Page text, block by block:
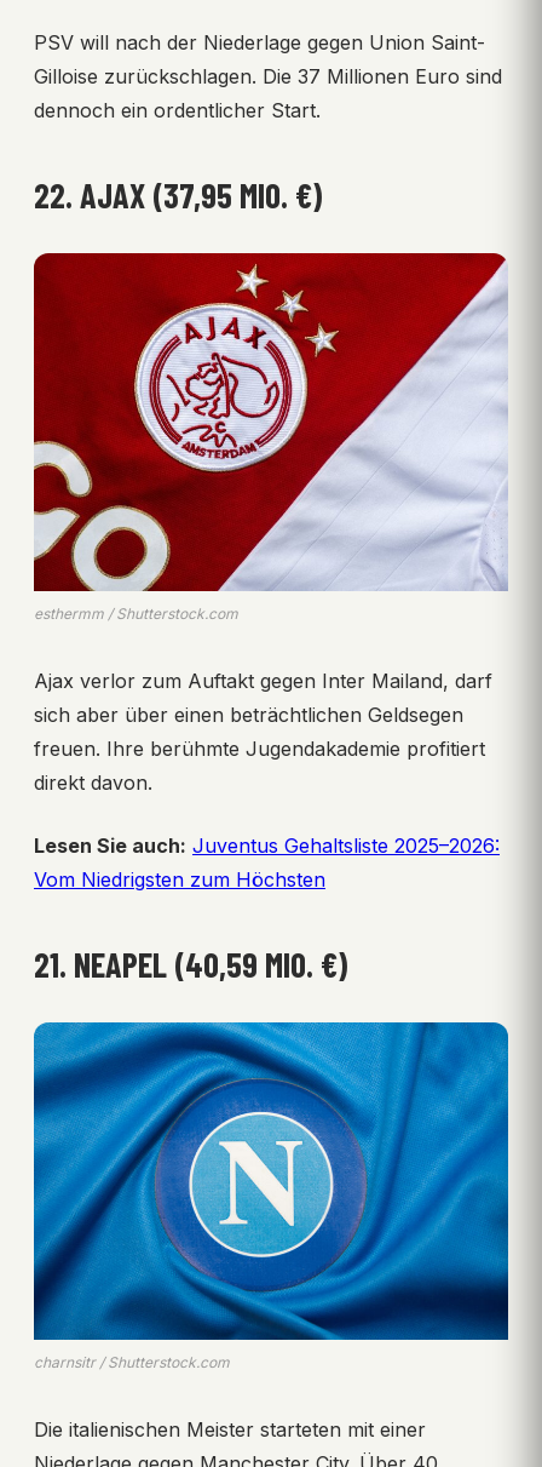
PSV will nach der Niederlage gegen Union Saint-
Gilloise zurückschlagen. Die 37 Millionen Euro sind
dennoch ein ordentlicher Start.
22. AJAX (37,95 MIO. €)
esthermm / Shutterstock.com
Ajax verlor zum Auftakt gegen Inter Mailand, darf
sich aber über einen beträchtlichen Geldsegen
freuen. Ihre berühmte Jugendakademie profitiert
direkt davon.
Lesen Sie auch: Juventus Gehaltsliste 2025–2026:
Vom Niedrigsten zum Höchsten
21. NEAPEL (40,59 MIO. €)
charnsitr / Shutterstock.com
Die italienischen Meister starteten mit einer